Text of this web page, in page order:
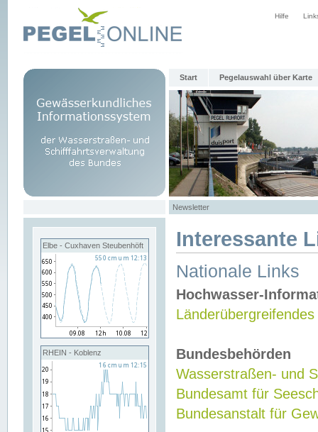
Hilfe
Start Pegelauswahl über Karte
Newsletter
Elbe - Cuxhaven Steubenhöft
RHEIN - Koblenz
Interessante
Nationale Links
Hochwasser-
Bundesbehörden
Wasserstraßen- und
Bundesamt für
Bundesanstalt für